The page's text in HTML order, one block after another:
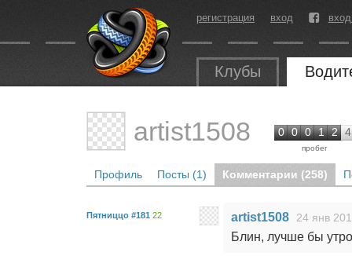
регистрация вход
Клубы
artist1508 0 0 0 1 2 4
пробег
Профиль Посты (1) Комментарии (258)
Пятниццо #181 22 artist1508 24 янв
Блин, лучше бы